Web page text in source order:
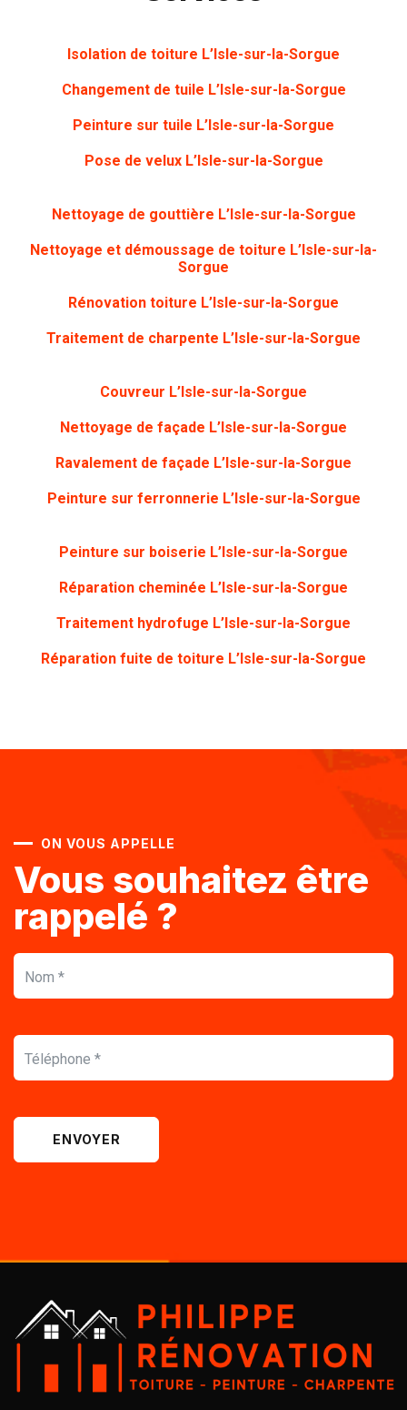
Isolation de toiture L’Isle-sur-la-Sorgue
Changement de tuile L’Isle-sur-la-Sorgue
Peinture sur tuile L’Isle-sur-la-Sorgue
Pose de velux L’Isle-sur-la-Sorgue
Nettoyage de gouttière L’Isle-sur-la-Sorgue
Nettoyage et démoussage de toiture L’Isle-sur-la-
Sorgue
Rénovation toiture L’Isle-sur-la-Sorgue
Traitement de charpente L’Isle-sur-la-Sorgue
Couvreur L’Isle-sur-la-Sorgue
Nettoyage de façade L’Isle-sur-la-Sorgue
Ravalement de façade L’Isle-sur-la-Sorgue
Peinture sur ferronnerie L’Isle-sur-la-Sorgue
Peinture sur boiserie L’Isle-sur-la-Sorgue
Réparation cheminée L’Isle-sur-la-Sorgue
Traitement hydrofuge L’Isle-sur-la-Sorgue
Réparation fuite de toiture L’Isle-sur-la-Sorgue
ON VOUS APPELLE
Vous souhaitez être
rappelé ?
ENVOYER